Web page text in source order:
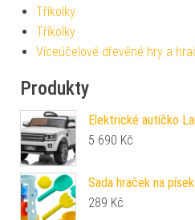
Tříkolky
Tříkolky
Víceúčelové dřevěné hry a
Produkty
Elektrické autíčko
5 690 Kč
Sada hraček na písek
289 Kč